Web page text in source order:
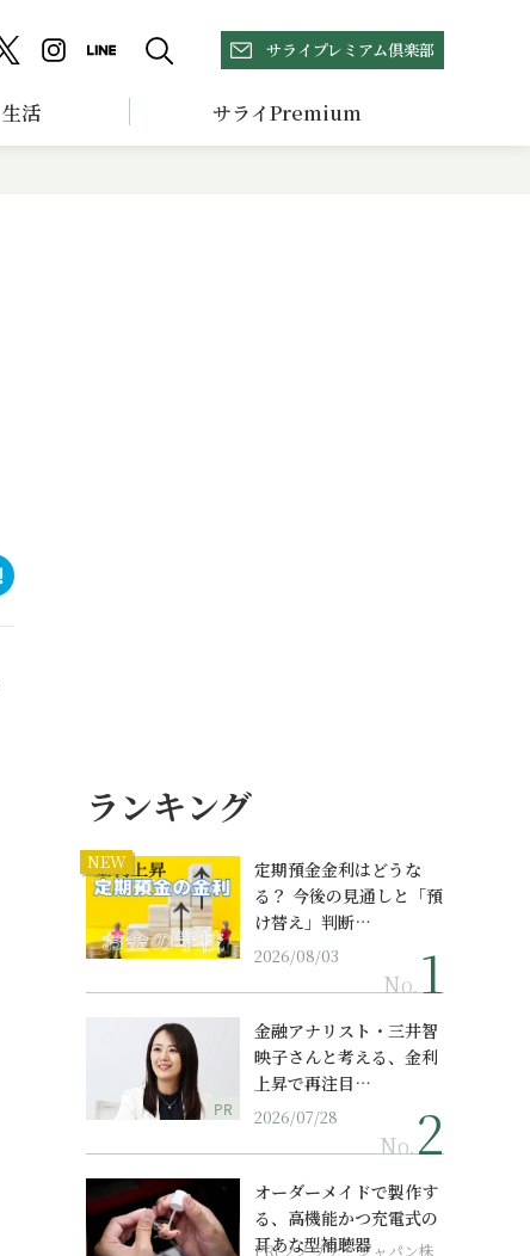
サライプレミアム倶楽部
生活 サライPremium
ランキング
NEW
定期預金金利はどうな
る？ 今後の見通しと「預
け替え」判断…
2026/08/03
No.
PR
金融アナリスト・三井智
映子さんと考える、金利
上昇で再注目…
2026/07/28
No.
オーダーメイドで製作す
る、高機能かつ充電式の
耳あな型補聴器
PR(ソノヴァ・ジャパン株